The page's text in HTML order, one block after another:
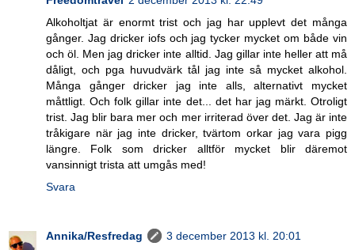
Alkoholtjat är enormt trist och jag har upplevt det många
gånger. Jag dricker iofs och jag tycker mycket om både vin
och öl. Men jag dricker inte alltid. Jag gillar inte heller att må
dåligt, och pga huvudvärk tål jag inte så mycket alkohol.
Många gånger dricker jag inte alls, alternativt mycket
måttligt. Och folk gillar inte det... det har jag märkt. Otroligt
trist. Jag blir bara mer och mer irriterad över det. Jag är inte
tråkigare när jag inte dricker, tvärtom orkar jag vara pigg
längre. Folk som dricker alltför mycket blir däremot
vansinnigt trista att umgås med!
Svara
Annika/Resfredag
3 december 2013 kl. 20:01